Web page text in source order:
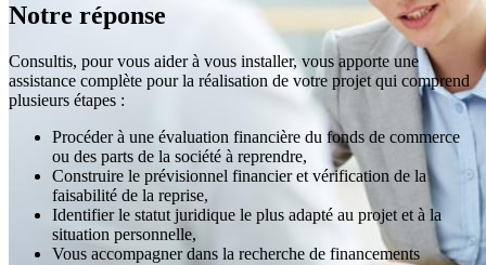
Notre réponse
Consultis, pour vous aider à vous installer, vous apporte une
assistance complète pour la réalisation de votre projet qui comprend
plusieurs étapes :
Procéder à une évaluation financière du fonds de commerce
ou des parts de la société à reprendre,
Construire le prévisionnel financier et vérification de la
faisabilité de la reprise,
Identifier le statut juridique le plus adapté au projet et à la
situation personnelle,
Vous accompagner dans la recherche de financements